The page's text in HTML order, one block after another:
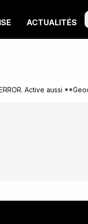
ACTUALITÉS
Active aussi